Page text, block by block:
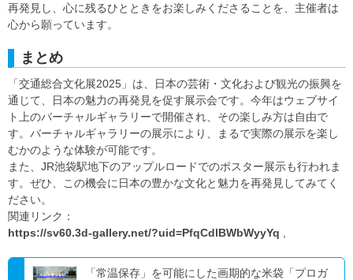
再発見し、心に残るひとときをお楽しみくださることを、主催者は
心から願っています。
まとめ
「交通総合文化展2025」は、日本の芸術・文化および観光の振興を
通じて、日本の魅力の再発見を促す展示会です。今年はウェブサイ
ト上のバーチャルギャラリーで開催され、その楽しみ方は自由で
す。バーチャルギャラリーの展示により、まるで実際の展示を楽し
むかのような体験が可能です。
また、JR池袋駅地下のアップルロードでのポスター展示も行われま
す。ぜひ、この機会に日本の豊かな文化と魅力を再発見してみてく
ださい。
関連リンク：
https://sv60.3d-gallery.net/?uid=PfqCdlBWbWyyYq
「常温保存」を可能にした画期的な米袋「プロガ